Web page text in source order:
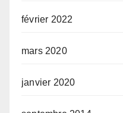
février 2022
mars 2020
janvier 2020